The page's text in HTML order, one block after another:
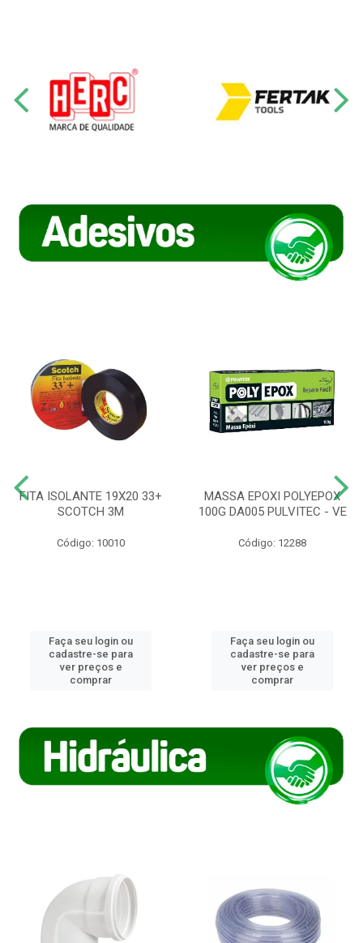
FITA ISOLANTE 19X20 33+
SCOTCH 3M
Código: 10010
Faça seu login ou
cadastre-se para
ver preços e
comprar
MASSA EPOXI POLYEPOX
100G DA005 PULVITEC - VE
Código: 12288
Faça seu login ou
cadastre-se para
ver preços e
comprar